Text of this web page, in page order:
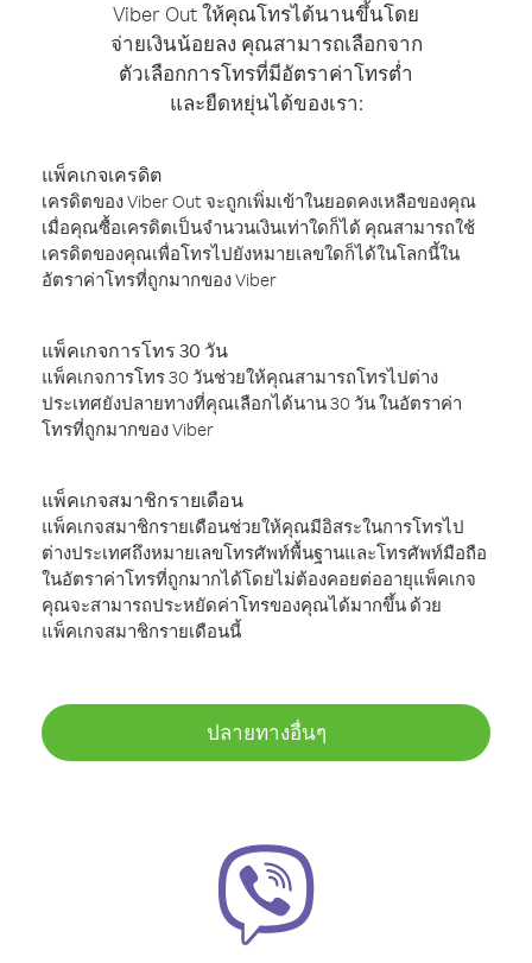
Viber Out ให้คุณโทรได้นานขึ้นโดย
จ่ายเงินน้อยลง คุณสามารถเลือกจาก
ตัวเลือกการโทรที่มีอัตราค่าโทรต่ำ
และยืดหยุ่นได้ของเรา:
แพ็คเกจเครดิต
เครดิตของ Viber Out จะถูกเพิ่มเข้าในยอดคงเหลือของคุณ
เมื่อคุณซื้อเครดิตเป็นจำนวนเงินเท่าใดก็ได้ คุณสามารถใช้
เครดิตของคุณเพื่อโทรไปยังหมายเลขใดก็ได้ในโลกนี้ใน
อัตราค่าโทรที่ถูกมากของ Viber
แพ็คเกจการโทร 30 วัน
แพ็คเกจการโทร 30 วันช่วยให้คุณสามารถโทรไปต่าง
ประเทศยังปลายทางที่คุณเลือกได้นาน 30 วัน ในอัตราค่า
โทรที่ถูกมากของ Viber
แพ็คเกจสมาชิกรายเดือน
แพ็คเกจสมาชิกรายเดือนช่วยให้คุณมีอิสระในการโทรไป
ต่างประเทศถึงหมายเลขโทรศัพท์พื้นฐานและโทรศัพท์มือถือ
ในอัตราค่าโทรที่ถูกมากได้โดยไม่ต้องคอยต่ออายุแพ็คเกจ
คุณจะสามารถประหยัดค่าโทรของคุณได้มากขึ้น ด้วย
แพ็คเกจสมาชิกรายเดือนนี้
ปลายทางอื่นๆ